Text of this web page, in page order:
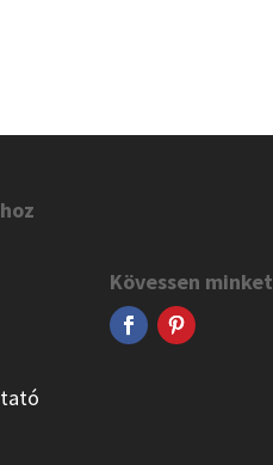
Kövessen minket